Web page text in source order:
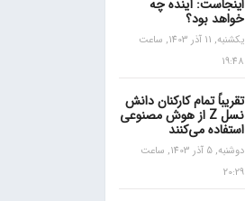
اینجاست: آینده چه
خواهد بود؟
یکشنبه, 11 آذر 1403, ساعت
19:48
تقریباً تمام کارکنان دانش
نسل Z از هوش مصنوعی
استفاده می‌کنند
دوشنبه, 5 آذر 1403, ساعت
20:29